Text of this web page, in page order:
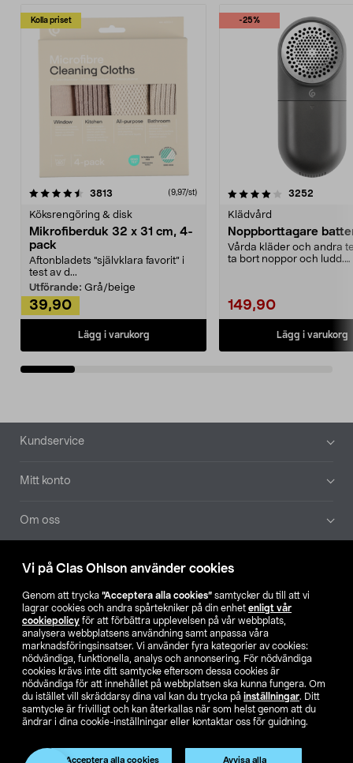
Vi på Clas Ohlson använder cookies
Genom att trycka ”Acceptera alla cookies” samtycker du till att vi
lagrar cookies och andra spårtekniker på din enhet enligt vår
cookiepolicy för att förbättra upplevelsen på vår webbplats,
analysera webbplatsens användning samt anpassa våra
marknadsföringsinsatser. Vi använder fyra kategorier av cookies:
nödvändiga, funktionella, analys och annonsering. För nödvändiga
cookies krävs inte ditt samtycke eftersom dessa cookies är
nödvändiga för att innehållet på webbplatsen ska kunna fungera. Om
du istället vill skräddarsy dina val kan du trycka på inställningar. Ditt
samtycke är frivilligt och kan återkallas när som helst genom att du
ändrar i dina cookie-inställningar eller kontaktar oss för guidning.
Acceptera alla cookies Avvisa alla
Kolla priset
3813 (9,97/st)
Köksrengöring & disk
Mikrofiberduk 32 x 31 cm, 4-
pack
Aftonbladets "självklara favorit” i
test av d...
Utförande: Grå/beige
39,90
Lägg i varukorg
-25%
4.0av 5 stjärnor 3252
Klädvård
Noppborttagare
Vårda kläder och andra
ta bort noppor och ludd.
149,90
Lägg i varukorg
4.5av 5 stjärnor
Sidfot
Kundservice
Mitt konto
Om oss
Aktuellt
Våra bolag
Hitta butik
SE NO FI